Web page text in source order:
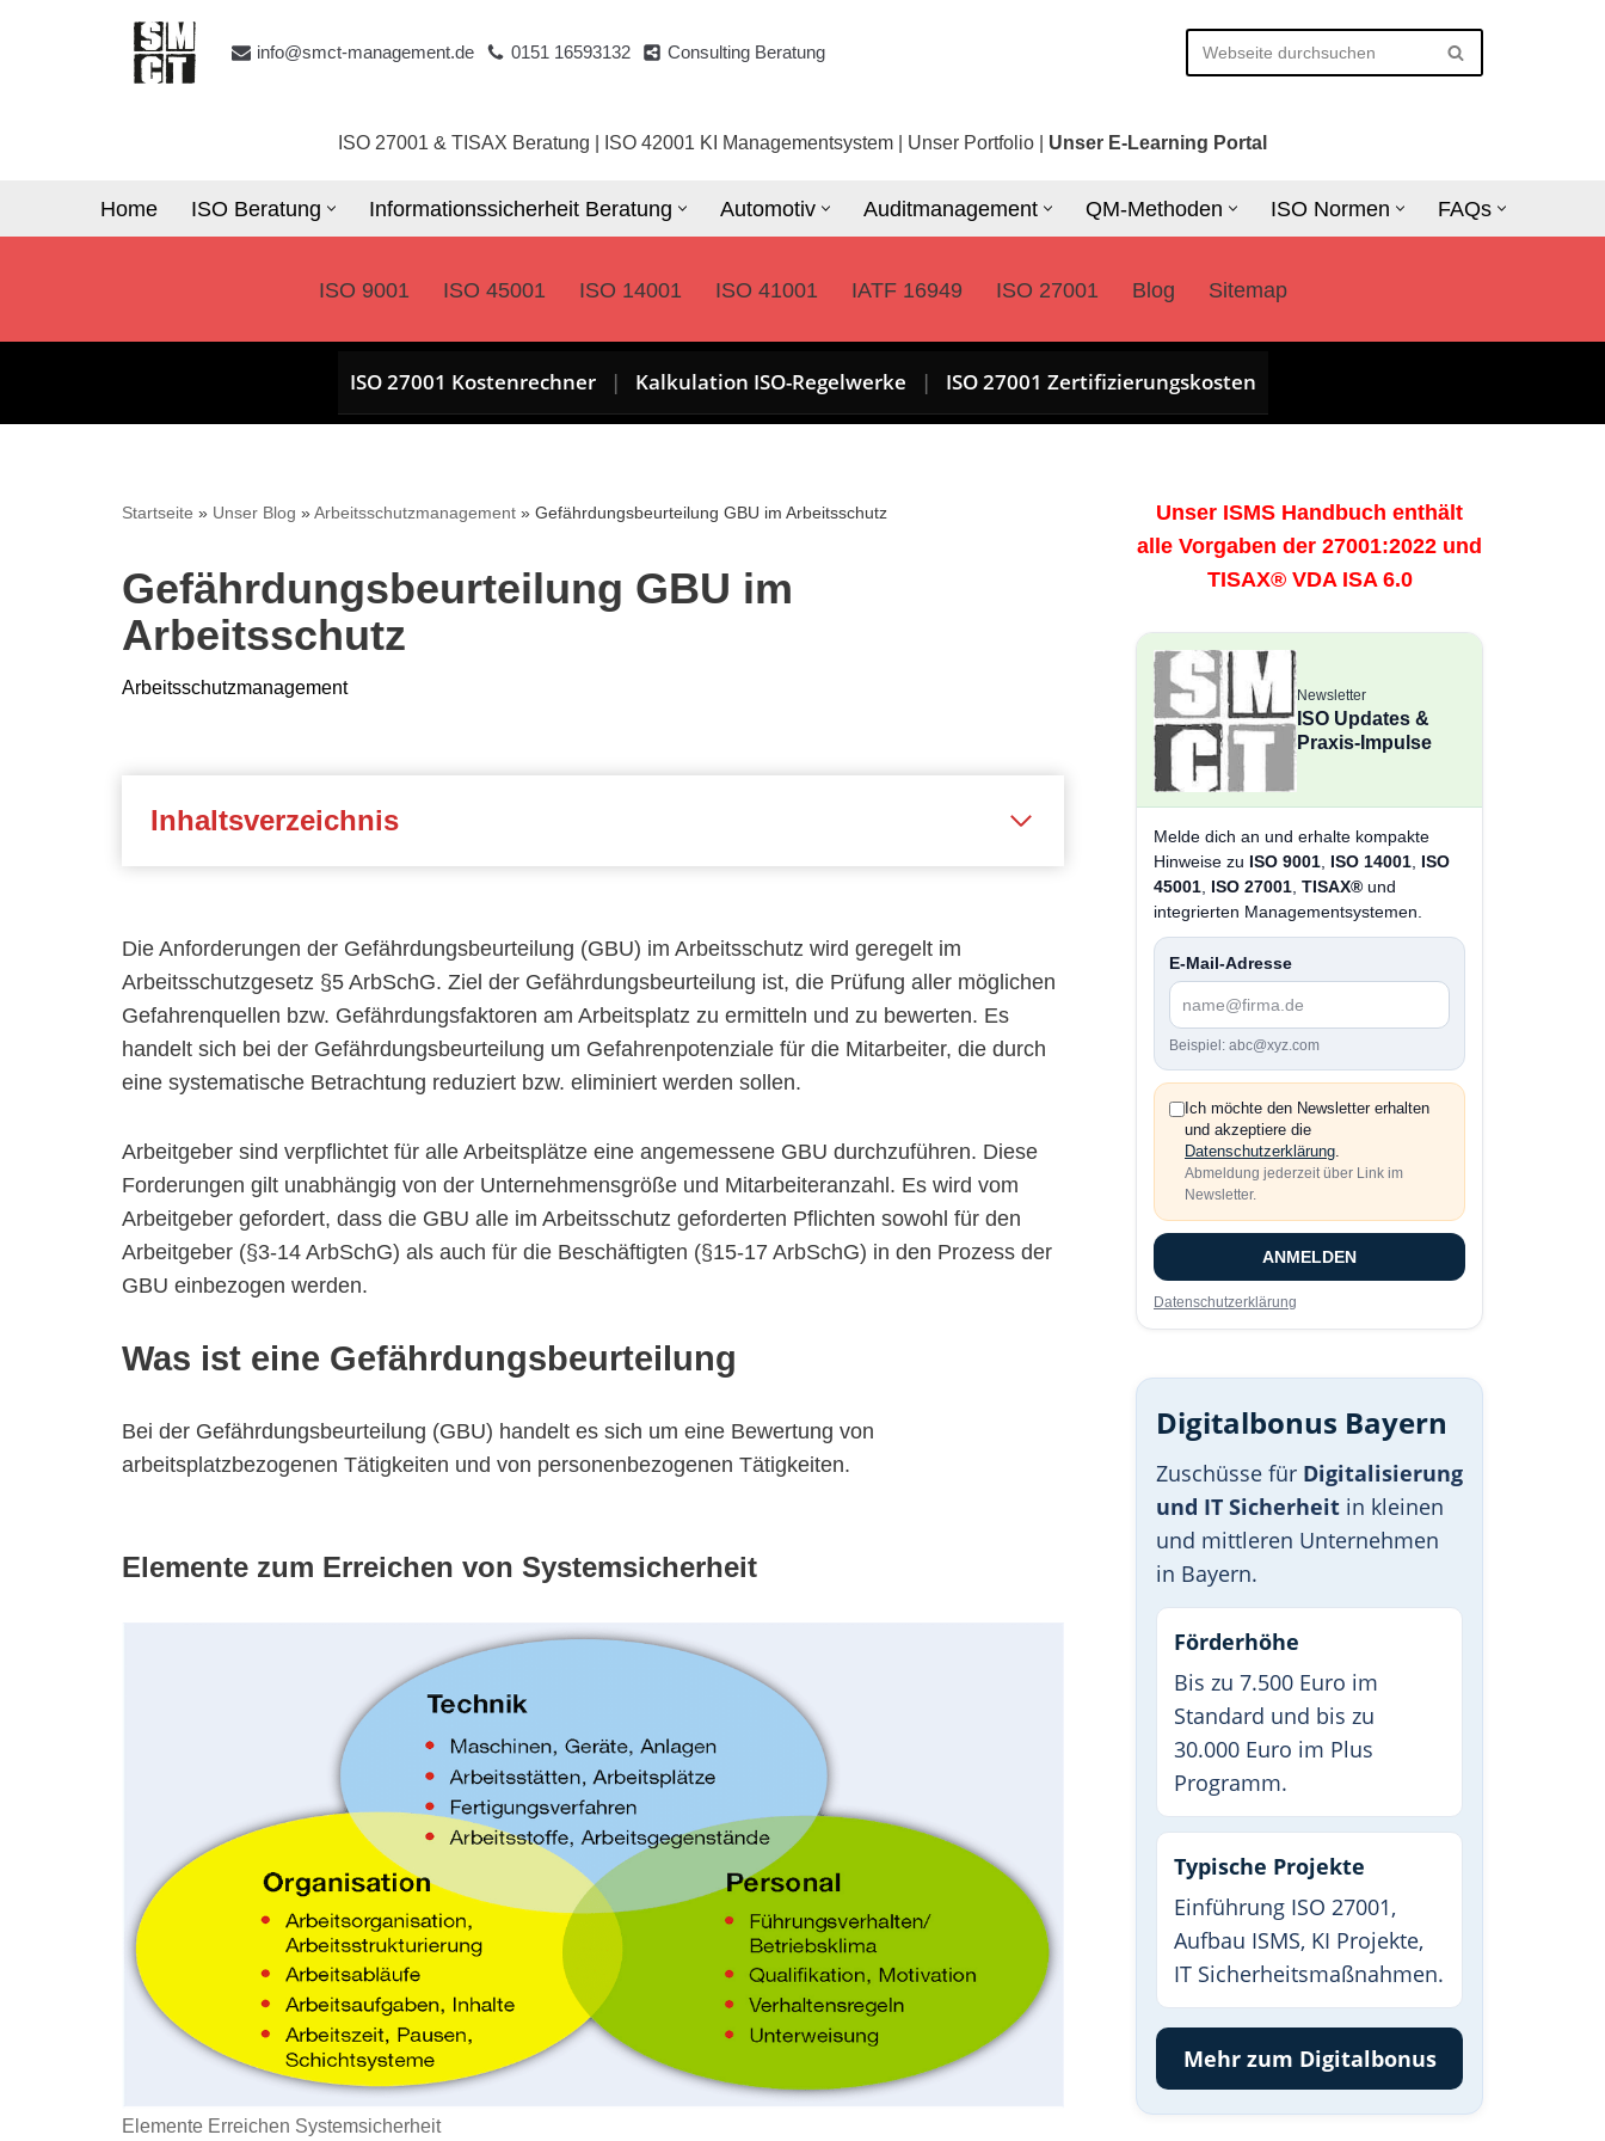
info@smct-management.de 0151 16593132 Consulting Beratung
ISO 27001 & TISAX Beratung ISO 42001 KI Managementsystem Unser Portfolio Unser E-Learning Portal
Home ISO Beratung Informationssicherheit Beratung Automotiv Auditmanagement QM-Methoden ISO Normen FAQs
ISO 9001 ISO 45001 ISO 14001 ISO 41001 IATF 16949 ISO 27001 Blog Sitemap
ISO 27001 Kostenrechner | Kalkulation ISO-Regelwerke | ISO 27001 Zertifizierungskosten
Startseite » Unser Blog »Arbeitsschutzmanagement » Gefährdungsbeurteilung GBU im Arbeitsschutz
Gefährdungsbeurteilung GBU im
Arbeitsschutz
Arbeitsschutzmanagement
Inhaltsverzeichnis
Die Anforderungen der Gefährdungsbeurteilung (GBU) im Arbeitsschutz wird geregelt im
Arbeitsschutzgesetz §5 ArbSchG. Ziel der Gefährdungsbeurteilung ist, die Prüfung aller möglichen
Gefahrenquellen bzw. Gefährdungsfaktoren am Arbeitsplatz zu ermitteln und zu bewerten. Es
handelt sich bei der Gefährdungsbeurteilung um Gefahrenpotenziale für die Mitarbeiter, die durch
eine systematische Betrachtung reduziert bzw. eliminiert werden sollen.
Arbeitgeber sind verpflichtet für alle Arbeitsplätze eine angemessene GBU durchzuführen. Diese
Forderungen gilt unabhängig von der Unternehmensgröße und Mitarbeiteranzahl. Es wird vom
Arbeitgeber gefordert, dass die GBU alle im Arbeitsschutz geforderten Pflichten sowohl für den
Arbeitgeber (§3-14 ArbSchG) als auch für die Beschäftigten (§15-17 ArbSchG) in den Prozess der
GBU einbezogen werden.
Was ist eine Gefährdungsbeurteilung
Bei der Gefährdungsbeurteilung (GBU) handelt es sich um eine Bewertung von
arbeitsplatzbezogenen Tätigkeiten und von personenbezogenen Tätigkeiten.
Elemente zum Erreichen von Systemsicherheit
Elemente Erreichen Systemsicherheit
Unser ISMS Handbuch enthält
alle Vorgaben der 27001:2022 und
TISAX® VDA ISA 6.0
Newsletter
ISO Updates &
Praxis-Impulse
Melde dich an und erhalte kompakte
Hinweise zu ISO 9001 ISO 14001 ISO
45001 ISO 27001 TISAX® und
integrierten Managementsystemen.
E-Mail-Adresse
Beispiel: abc@xyz.com
Ich möchte den Newsletter erhalten
und akzeptiere die
Datenschutzerklärung.
Abmeldung jederzeit über Link im
Newsletter.
ANMELDEN
Datenschutzerklärung
Digitalbonus Bayern
Zuschüsse für Digitalisierung
und IT Sicherheit in kleinen
und mittleren Unternehmen
in Bayern.
Förderhöhe
Bis zu 7.500 Euro im
Standard und bis zu
30.000 Euro im Plus
Programm.
Typische Projekte
Einführung ISO 27001,
Aufbau ISMS, KI Projekte,
IT Sicherheitsmaßnahmen.
Mehr zum Digitalbonus